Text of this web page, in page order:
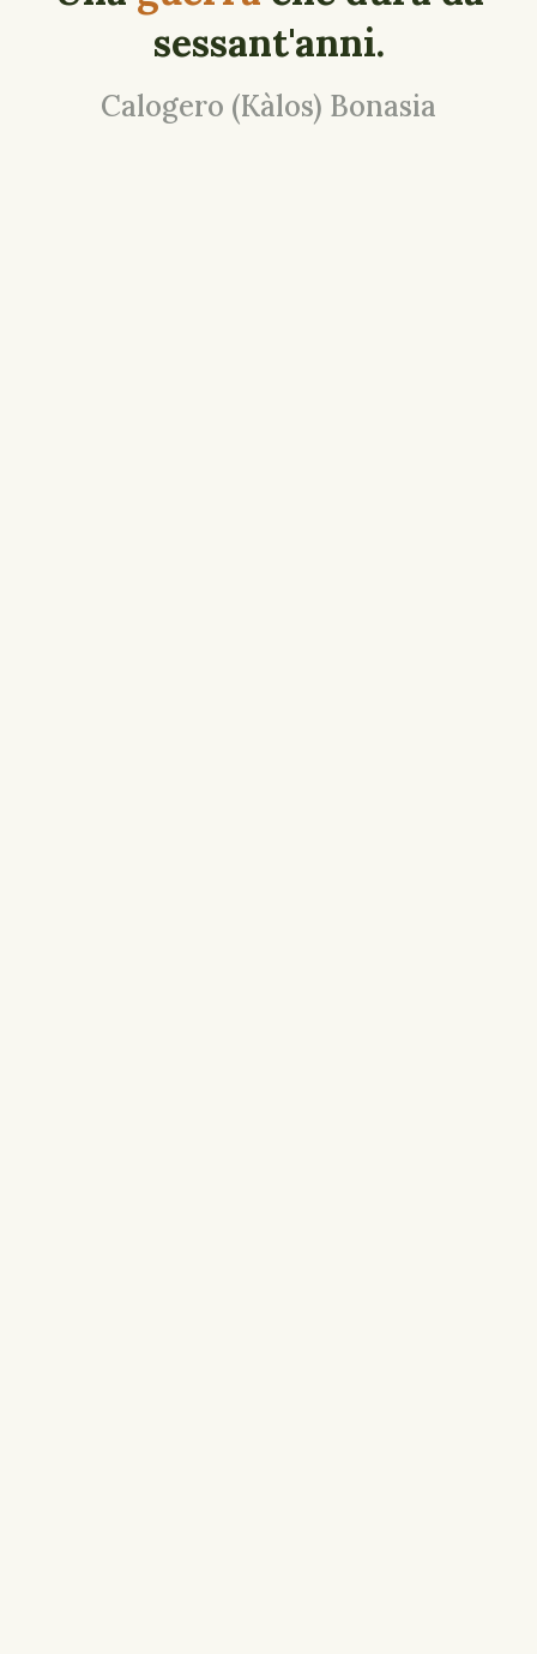
sessant'anni.
Calogero (Kàlos) Bonasia